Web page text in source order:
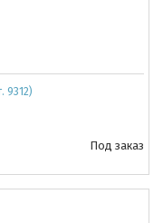
9312)
Под заказ